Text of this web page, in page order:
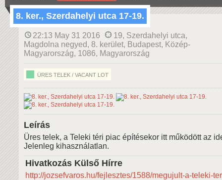
8. ker., Szerdahelyi utca 17-19.
22:13 May 31 2016
19, Szerdahelyi utca,
Magdolna negyed, 8. kerület, Budapest, Közép-
Magyarország, 1086, Magyarország
ÜRES TELEK / VACANT LOT
Leírás
Üres telek, a Teleki téri piac építésekor itt működött az
Jelenleg kihasználatlan.
Hivatkozás Külső Hírre
http://jozsefvaros.hu/fejlesztes/1588/megujult-a-teleki-